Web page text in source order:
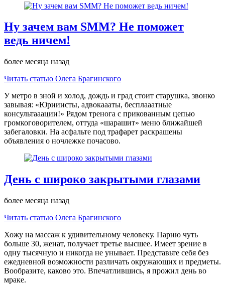
Ну зачем вам SMM? Не поможет
ведь ничем!
более месяца назад
Читать статью Олега Брагинского
У метро в зной и холод, дождь и град стоит старушка, звонко
завывая: «Юрииисты, адвокаааты, бесплааатные
консультааации!» Рядом тренога с прикованным цепью
громкоговорителем, оттуда «шарашит» меню ближайшей
забегаловки. На асфальте под трафарет раскрашены
объявления о ночлежке почасово.
День с широко закрытыми глазами
более месяца назад
Читать статью Олега Брагинского
Хожу на массаж к удивительному человеку. Парню чуть
больше 30, женат, получает третье высшее. Имеет зрение в
одну тысячную и никогда не унывает. Представьте себя без
ежедневной возможности различать окружающих и предметы.
Вообразите, каково это. Впечатлившись, я прожил день во
мраке.